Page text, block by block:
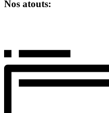
Nos atouts: